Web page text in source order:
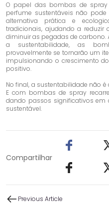
O papel das bombas de spray
perfume sustentáveis ​​não pode
alternativa prática e
tradicionais, ajudando a reduzir
diminuir as pegadas de
a sustentabilidade, as
provavelmente se tornarão um
impulsionando o crescimento
positivo.
No final, a sustentabilidade não
E com bombas de spray
dando passos significativos
sustentável.
Compartilhar
Previous Article